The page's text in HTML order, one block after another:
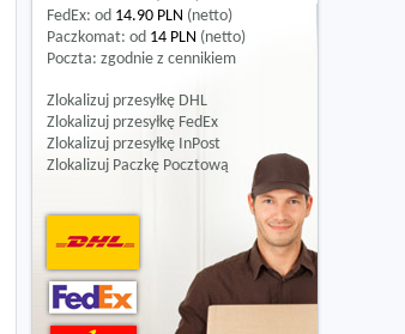
FedEx: od 14.90 PLN (netto)
Paczkomat: od 14 PLN (netto)
Poczta: zgodnie z cennikiem
Zlokalizuj przesyłkę DHL
Zlokalizuj przesyłkę FedEx
Zlokalizuj przesyłkę InPost
Zlokalizuj Paczkę Pocztową